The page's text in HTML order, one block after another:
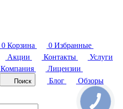
0 Корзина 0 Избранные
Акции Контакты
Услуги
Компания
Лицензии
Поиск Блог
Обзоры